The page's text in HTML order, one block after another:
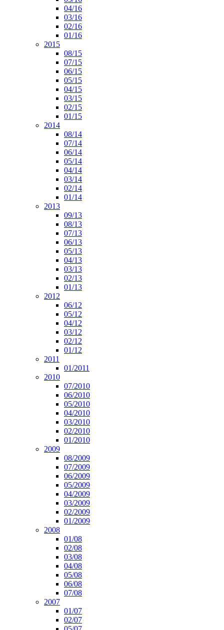
04/16
03/16
02/16
01/16
2015
08/15
07/15
06/15
05/15
04/15
03/15
02/15
01/15
2014
08/14
07/14
06/14
05/14
04/14
03/14
02/14
01/14
2013
09/13
08/13
07/13
06/13
05/13
04/13
03/13
02/13
01/13
2012
06/12
05/12
04/12
03/12
02/12
01/12
2011
01/2011
2010
07/2010
06/2010
05/2010
04/2010
03/2010
02/2010
01/2010
2009
08/2009
07/2009
06/2009
05/2009
04/2009
03/2009
02/2009
01/2009
2008
01/08
02/08
03/08
04/08
05/08
06/08
07/08
2007
01/07
02/07